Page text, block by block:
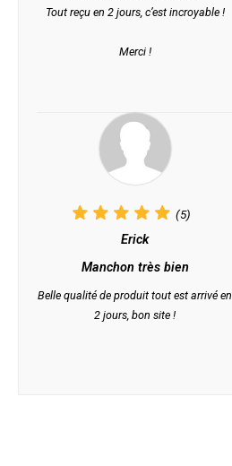
Tout reçu en 2 jours, c’est incroyable !
Merci !
(5)
Erick
Manchon très bien
Belle qualité de produit tout est arrivé en
2 jours, bon site !